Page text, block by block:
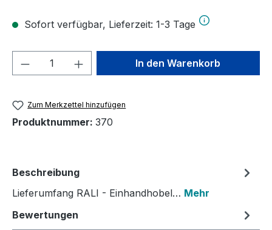
Sofort verfügbar, Lieferzeit: 1-3 Tage
Produkt Anzahl: Gib denIn den Warenkorb
Zum Merkzettel hinzufügen
Produktnummer: 370
Beschreibung
Lieferumfang RALI - Einhandhobel… Mehr
Bewertungen